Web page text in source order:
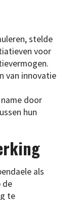
stelde
voor
van innovatie
door
hun
als
de
te